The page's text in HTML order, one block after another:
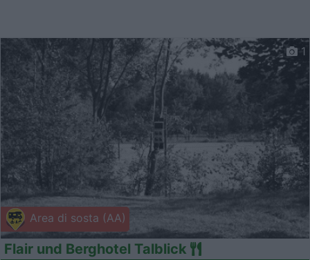
Area di sosta (AA)
1
Flair und Berghotel Talblick